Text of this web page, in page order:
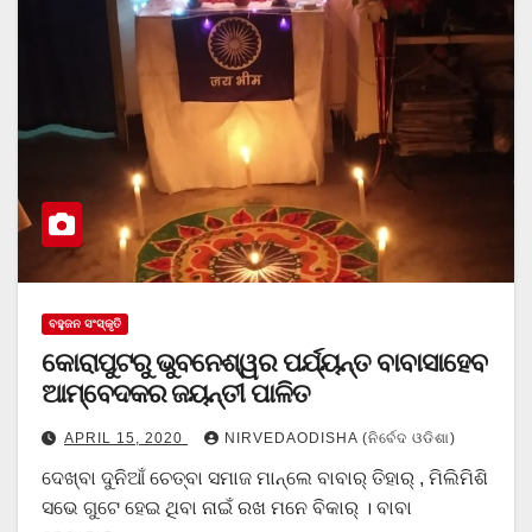
ବହୁଜନ ସଂସ୍କୃତି
କୋରାପୁଟରୁ ଭୁବନେଶ୍ୱର ପର୍ଯ୍ୟନ୍ତ ବାବାସାହେବ
ଆମ୍ବେଦକର ଜୟନ୍ତୀ ପାଳିତ
APRIL 15, 2020 NIRVEDAODISHA (ନିର୍ବେଦ ଓଡିଶା)
ଦେଖ୍‌ବା ଦୁନିଆଁ ଚେତ୍‌ବା ସମାଜ ମାନ୍‌ଲେ ବାବାର୍‌ ତିହାର୍‌ , ମିଲିମିଶି
ସଭେ ଗୁଟେ ହେଇ ଥିବା ନାଇଁ ରଖ ମନେ ବିକାର୍‌ । ବାବା